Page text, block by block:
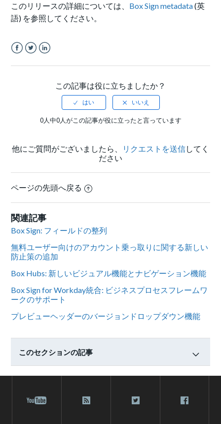
このリリースの詳細については、 Box Sign metadata(英
語) を参照してください。
この記事は役に立ちましたか？
0人中0人がこの記事が役に立ったと言っています
他にご質問がございましたら、 リクエストを送信してく
ださい
ページの先頭へ戻る
関連記事
Box Sign: フィールドの整列
無料ユーザー向けのアカウント乗っ取りに関する新しい
防止策の追加
Box Hubs: 新しいビジュアル機能とナビゲーション機能
Box Sign for Workday統合: ビジネスプロセスフレームワ
ークのサポート
プレビューヘッダーのバージョンドロップダウン機能
このセクションの記事